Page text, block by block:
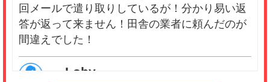
回メールで遣り取りしているが！分かり易い返
答が返って来ません！田舎の業者に頼んだのが
間違えでした！
Loby